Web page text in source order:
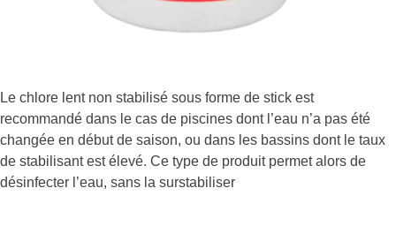
Le chlore lent non stabilisé sous forme de stick est
recommandé dans le cas de piscines dont l’eau n’a pas été
changée en début de saison, ou dans les bassins dont le taux
de stabilisant est élevé. Ce type de produit permet alors de
désinfecter l’eau, sans la surstabiliser